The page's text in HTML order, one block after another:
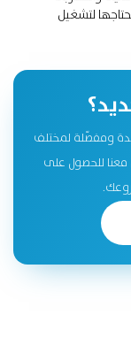
لتشغيل
ومفصّلة لمختلف
ناجحة. تواصل معنا للحصول على